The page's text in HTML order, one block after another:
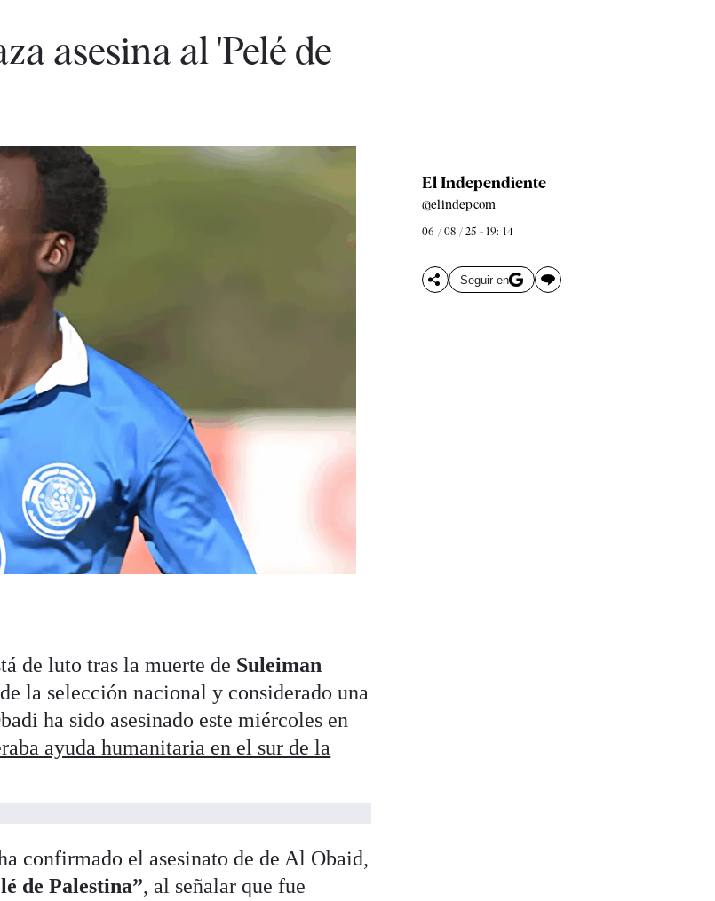
asesina al 'Pelé de
El Independiente
@elindepcom
06 / 08 / 25 - 19: 14
Seguir en
de luto tras la muerte de Suleiman
la selección nacional y considerado una
ha sido asesinado este miércoles en
ayuda humanitaria en el sur de la
confirmado el asesinato de de Al Obaid,
de Palestina”, al señalar que fue